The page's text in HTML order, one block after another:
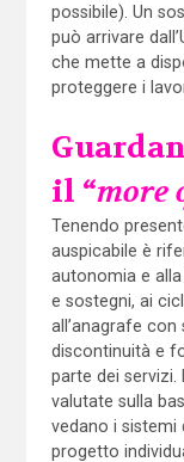
possibile). Un
può arrivare
che mette a
proteggere i
il “more
Tenendo
auspicabile è
autonomia e
e sostegni, ai
all’anagrafe
discontinuità e
parte dei servizi.
valutate sulla
vedano i sistemi
progetto